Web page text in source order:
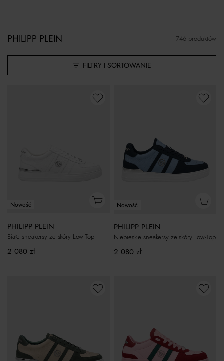
FILTRY I SORTOWANIE
746 produktów
PHILIPP PLEIN
Nowość
PHILIPP PLEIN
Białe sneakersy ze skóry Low-Top
2 080 zł
Nowość
PHILIPP PLEIN
Niebieskie sneakersy ze skóry Low-Top
2 080 zł